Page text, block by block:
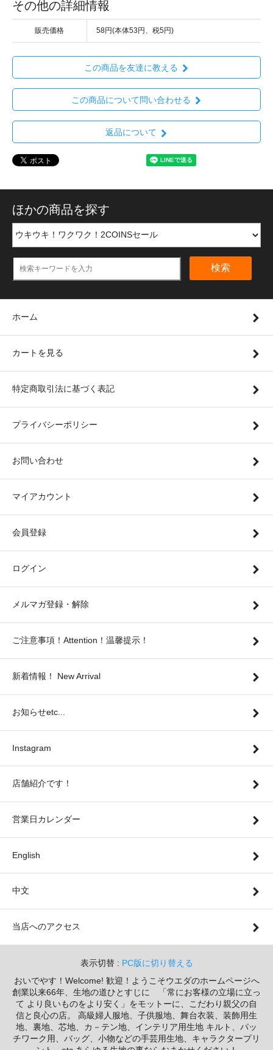
その他の詳細情報
販売価格 58円(本体53円、税5円)
この商品を友達に教える
この商品について問い合わせる
返品について
ほかの商品を探す
検索
ホーム
カートを見る
特定商取引法に基づく表記
プライバシーポリシー
お問い合わせ
マイアカウント
会員登録
ログイン
メルマガ登録・解除
ご注意事項！Attention！温馨提示！
新着情報！ New Arrival
お知らせetc...
Instagram
店舗紹介です！
営業日カレンダー
English
中文
当店へのアクセス
表示切替 : PC版に切り替える
おいでやす！Welcome! 歓迎！ようこそウエダのホームページへ
創業以来66年、生地の道ひとすじに 「常にお客様の立場に立っ
て より良いものをより安く」をモットーに、こだわり親父の自
信と良心の店。 高級婦人服地、子供服地、舞台衣装、装飾用生
地、裏地、芯地、カ－テン地、インテリア用生地 キルト、パッ
チワーク用、バッグ、小物などの手芸用生地、キャラクタープリ